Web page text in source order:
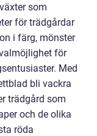
som
för trädgårdar
i färg, mönster
för
Med
bli vackra
trädgård som
och de olika
röda